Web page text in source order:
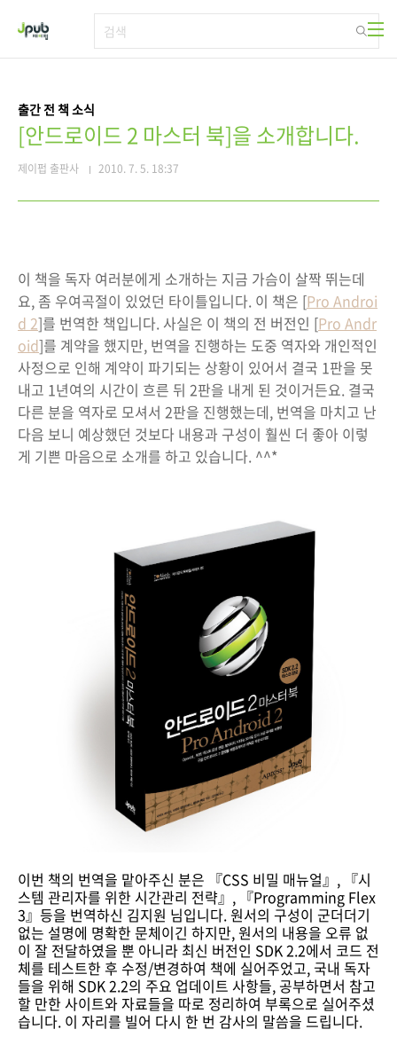
출간 전 책 소식
[안드로이드 2 마스터 북]을 소개합니다.
제이펍 출판사 2010. 7. 5. 18:37
이 책을 독자 여러분에게 소개하는 지금 가슴이 살짝 뛰는데
요, 좀 우여곡절이 있었던 타이틀입니다. 이 책은 [Pro Androi
d 2]를 번역한 책입니다. 사실은 이 책의 전 버전인 [Pro Andr
oid]를 계약을 했지만, 번역을 진행하는 도중 역자와 개인적인
사정으로 인해 계약이 파기되는 상황이 있어서 결국 1판을 못
내고 1년여의 시간이 흐른 뒤 2판을 내게 된 것이거든요. 결국
다른 분을 역자로 모셔서 2판을 진행했는데, 번역을 마치고 난
다음 보니 예상했던 것보다 내용과 구성이 훨씬 더 좋아 이렇
게 기쁜 마음으로 소개를 하고 있습니다. ^^*
이번 책의 번역을 맡아주신 분은 『CSS 비밀 매뉴얼』, 『시
스템 관리자를 위한 시간관리 전략』, 『Programming Flex
3』등을 번역하신 김지원 님입니다. 원서의 구성이 군더더기
없는 설명에 명확한 문체이긴 하지만, 원서의 내용을 오류 없
이 잘 전달하였을 뿐 아니라 최신 버전인 SDK 2.2에서 코드 전
체를 테스트한 후 수정/변경하여 책에 실어주었고, 국내 독자
들을 위해 SDK 2.2의 주요 업데이트 사항들, 공부하면서 참고
할 만한 사이트와 자료들을 따로 정리하여 부록으로 실어주셨
습니다. 이 자리를 빌어 다시 한 번 감사의 말씀을 드립니다.